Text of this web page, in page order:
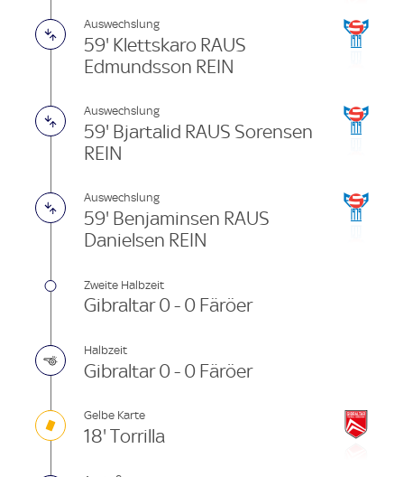
Auswechslung
59' Klettskaro RAUS
Edmundsson REIN
Auswechslung
59' Bjartalid RAUS Sorensen
REIN
Auswechslung
59' Benjaminsen RAUS
Danielsen REIN
Zweite Halbzeit
Gibraltar 0 - 0 Färöer
Halbzeit
Gibraltar 0 - 0 Färöer
Gelbe Karte
18' Torrilla